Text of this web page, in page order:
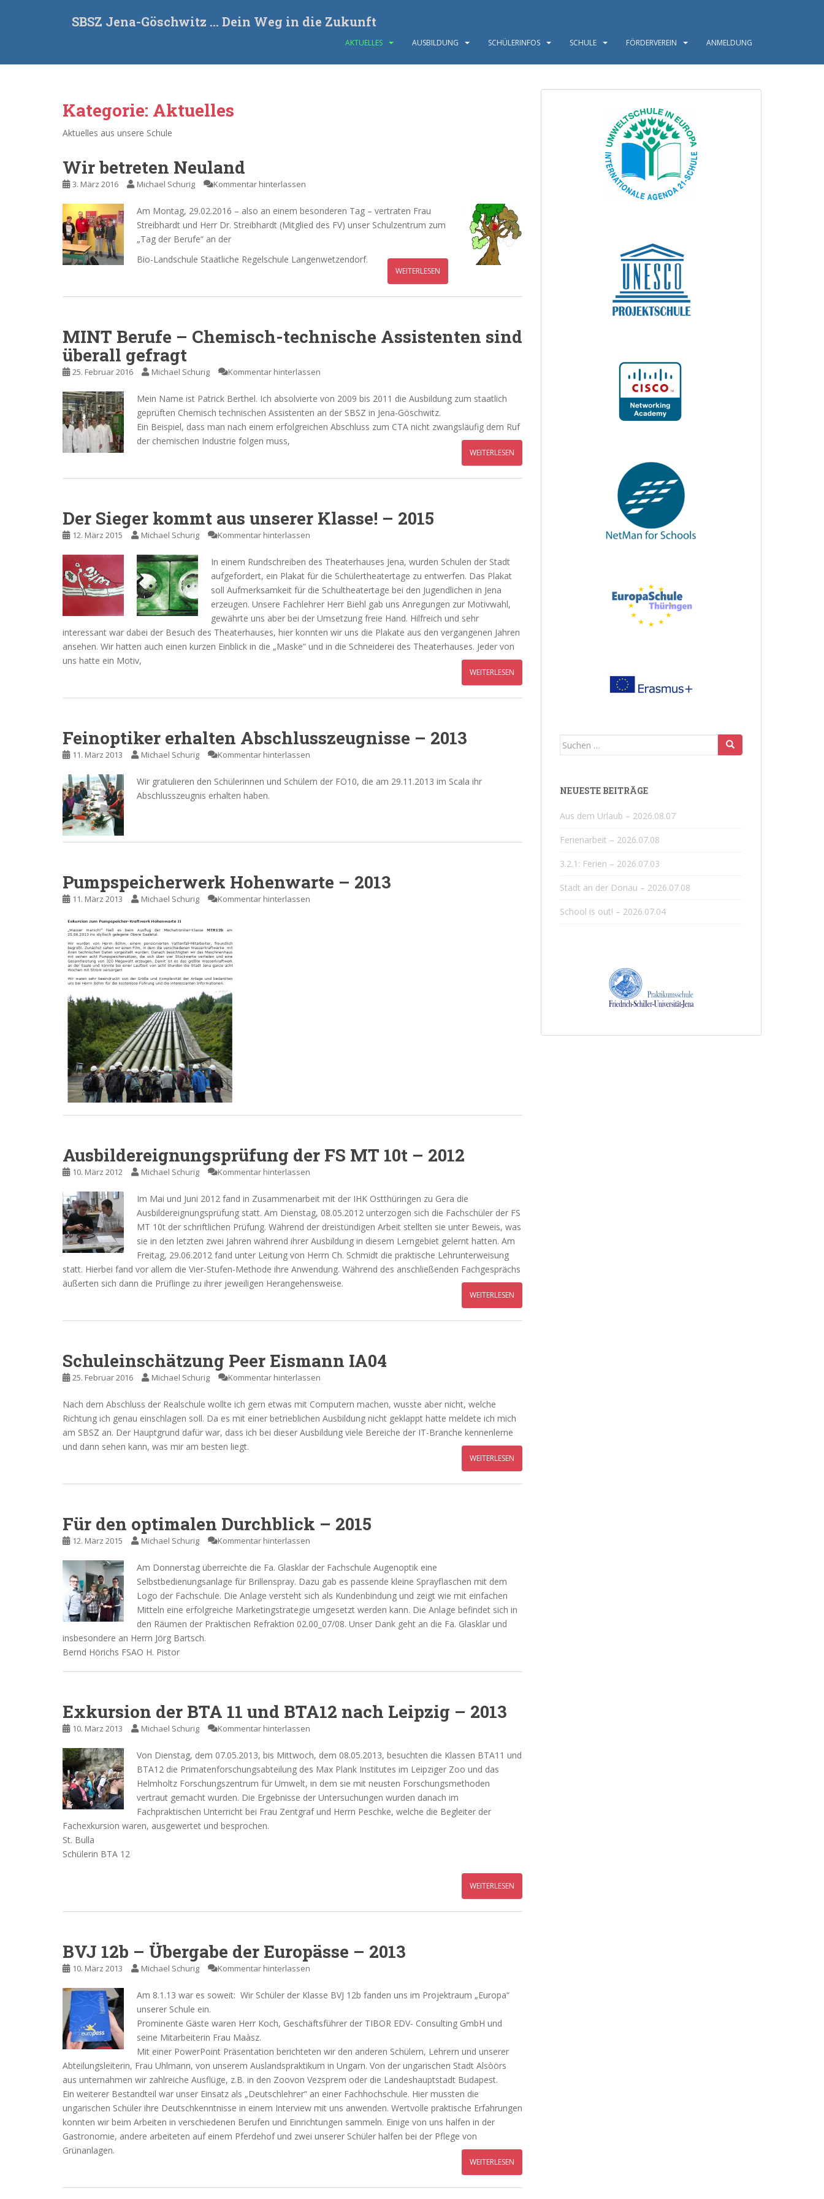
t
SBSZ Jena-Göschwitz … Dein Weg in die Zukunft
AKTUELLES AUSBILDUNG SCHÜLERINFOS SCHULE FÖRDERVEREIN ANMELDUNG
Kategorie: Aktuelles
Aktuelles aus unsere Schule
Wir betreten Neuland
3. März 2016 Michael Schurig Kommentar hinterlassen
Am Montag, 29.02.2016 – also an einem besonderen Tag – vertraten Frau
Streibhardt und Herr Dr. Streibhardt (Mitglied des FV) unser Schulzentrum zum
„Tag der Berufe“ an der
Bio-Landschule Staatliche Regelschule Langenwetzendorf.
WEITERLESEN
MINT Berufe – Chemisch-technische Assistenten sind
überall gefragt
25. Februar 2016 Michael Schurig Kommentar hinterlassen
Mein Name ist Patrick Berthel. Ich absolvierte von 2009 bis 2011 die Ausbildung zum staatlich
geprüften Chemisch technischen Assistenten an der SBSZ in Jena-Göschwitz.
Ein Beispiel, dass man nach einem erfolgreichen Abschluss zum CTA nicht zwangsläufig dem Ruf
der chemischen Industrie folgen muss,
WEITERLESEN
Der Sieger kommt aus unserer Klasse! – 2015
12. März 2015 Michael Schurig Kommentar hinterlassen
In einem Rundschreiben des Theaterhauses Jena, wurden Schulen der Stadt
aufgefordert, ein Plakat für die Schülertheatertage zu entwerfen. Das Plakat
soll Aufmerksamkeit für die Schultheatertage bei den Jugendlichen in Jena
erzeugen. Unsere Fachlehrer Herr Biehl gab uns Anregungen zur Motivwahl,
gewährte uns aber bei der Umsetzung freie Hand. Hilfreich und sehr
interessant war dabei der Besuch des Theaterhauses, hier konnten wir uns die Plakate aus den vergangenen Jahren
ansehen. Wir hatten auch einen kurzen Einblick in die „Maske“ und in die Schneiderei des Theaterhauses. Jeder von
uns hatte ein Motiv,
WEITERLESEN
Feinoptiker erhalten Abschlusszeugnisse – 2013
11. März 2013 Michael Schurig Kommentar hinterlassen
Wir gratulieren den Schülerinnen und Schülern der FO10, die am 29.11.2013 im Scala ihr
Abschlusszeugnis erhalten haben.
Pumpspeicherwerk Hohenwarte – 2013
11. März 2013 Michael Schurig Kommentar hinterlassen
Ausbildereignungsprüfung der FS MT 10t – 2012
10. März 2012 Michael Schurig Kommentar hinterlassen
Im Mai und Juni 2012 fand in Zusammenarbeit mit der IHK Ostthüringen zu Gera die
Ausbildereignungsprüfung statt. Am Dienstag, 08.05.2012 unterzogen sich die Fachschüler der FS
MT 10t der schriftlichen Prüfung. Während der dreistündigen Arbeit stellten sie unter Beweis, was
sie in den letzten zwei Jahren während ihrer Ausbildung in diesem Lerngebiet gelernt hatten. Am
Freitag, 29.06.2012 fand unter Leitung von Herrn Ch. Schmidt die praktische Lehrunterweisung
statt. Hierbei fand vor allem die Vier-Stufen-Methode ihre Anwendung. Während des anschließenden Fachgesprächs
äußerten sich dann die Prüflinge zu ihrer jeweiligen Herangehensweise.
WEITERLESEN
Schuleinschätzung Peer Eismann IA04
25. Februar 2016 Michael Schurig Kommentar hinterlassen
Nach dem Abschluss der Realschule wollte ich gern etwas mit Computern machen, wusste aber nicht, welche
Richtung ich genau einschlagen soll. Da es mit einer betrieblichen Ausbildung nicht geklappt hatte meldete ich mich
am SBSZ an. Der Hauptgrund dafür war, dass ich bei dieser Ausbildung viele Bereiche der IT-Branche kennenlerne
und dann sehen kann, was mir am besten liegt.
WEITERLESEN
Für den optimalen Durchblick – 2015
12. März 2015 Michael Schurig Kommentar hinterlassen
Am Donnerstag überreichte die Fa. Glasklar der Fachschule Augenoptik eine
Selbstbedienungsanlage für Brillenspray. Dazu gab es passende kleine Sprayflaschen mit dem
Logo der Fachschule. Die Anlage versteht sich als Kundenbindung und zeigt wie mit einfachen
Mitteln eine erfolgreiche Marketingstrategie umgesetzt werden kann. Die Anlage befindet sich in
den Räumen der Praktischen Refraktion 02.00_07/08. Unser Dank geht an die Fa. Glasklar und
insbesondere an Herrn Jörg Bartsch.
Bernd Hörichs FSAO H. Pistor
Exkursion der BTA 11 und BTA12 nach Leipzig – 2013
10. März 2013 Michael Schurig Kommentar hinterlassen
Von Dienstag, dem 07.05.2013, bis Mittwoch, dem 08.05.2013, besuchten die Klassen BTA11 und
BTA12 die Primatenforschungsabteilung des Max Plank Institutes im Leipziger Zoo und das
Helmholtz Forschungszentrum für Umwelt, in dem sie mit neusten Forschungsmethoden
vertraut gemacht wurden. Die Ergebnisse der Untersuchungen wurden danach im
Fachpraktischen Unterricht bei Frau Zentgraf und Herrn Peschke, welche die Begleiter der
Fachexkursion waren, ausgewertet und besprochen.
St. Bulla
Schülerin BTA 12
WEITERLESEN
BVJ 12b – Übergabe der Europässe – 2013
10. März 2013 Michael Schurig Kommentar hinterlassen
Am 8.1.13 war es soweit: Wir Schüler der Klasse BVJ 12b fanden uns im Projektraum „Europa“
unserer Schule ein.
Prominente Gäste waren Herr Koch, Geschäftsführer der TIBOR EDV- Consulting GmbH und
seine Mitarbeiterin Frau Maàsz.
Mit einer PowerPoint Präsentation berichteten wir den anderen Schülern, Lehrern und unserer
Abteilungsleiterin, Frau Uhlmann, von unserem Auslandspraktikum in Ungarn. Von der ungarischen Stadt Alsòörs
aus unternahmen wir zahlreiche Ausflüge, z.B. in den Zoovon Vezsprem oder die Landeshauptstadt Budapest.
Ein weiterer Bestandteil war unser Einsatz als „Deutschlehrer“ an einer Fachhochschule. Hier mussten die
ungarischen Schüler ihre Deutschkenntnisse in einem Interview mit uns anwenden. Wertvolle praktische Erfahrungen
konnten wir beim Arbeiten in verschiedenen Berufen und Einrichtungen sammeln. Einige von uns halfen in der
Gastronomie, andere arbeiteten auf einem Pferdehof und zwei unserer Schüler halfen bei der Pflege von
Grünanlagen.
WEITERLESEN
Suchen
NEUESTE BEITRÄGE
Aus dem Urlaub – 2026.08.07
Ferienarbeit – 2026.07.08
3.2.1: Ferien – 2026.07.03
Stadt an der Donau – 2026.07.08
School is out! – 2026.07.04